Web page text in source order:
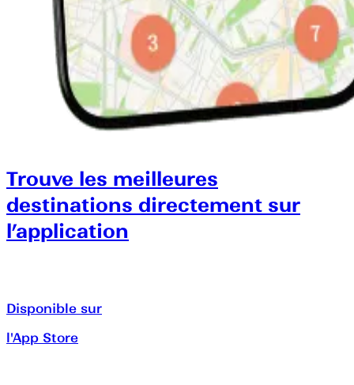
Trouve les meilleures
destinations directement sur
l’application
Disponible sur
l'App Store